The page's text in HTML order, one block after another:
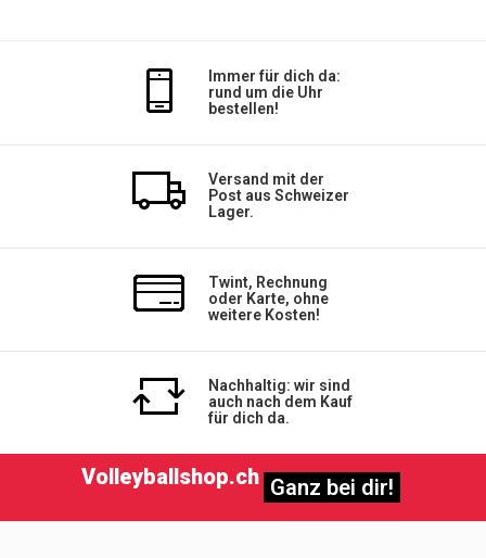
Immer für dich da:
rund um die Uhr
bestellen!
Versand mit der
Post aus Schweizer
Lager.
Twint, Rechnung
oder Karte, ohne
weitere Kosten!
Nachhaltig: wir sind
auch nach dem Kauf
für dich da.
Volleyballshop.ch Ganz bei dir!